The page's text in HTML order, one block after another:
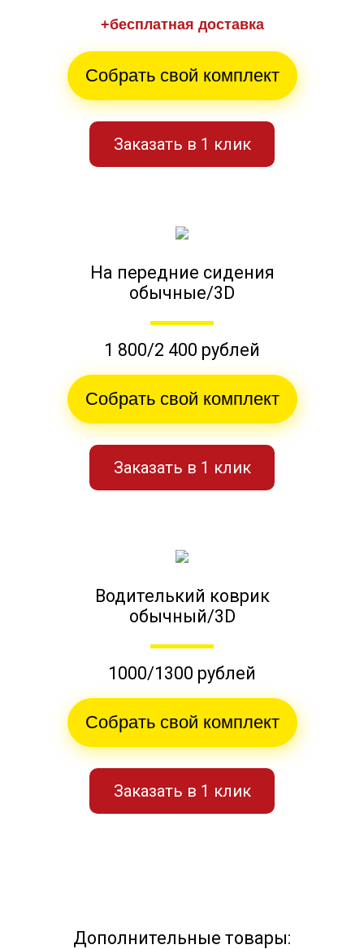
+бесплатная доставка
Собрать свой комплект
Заказать в 1 клик
На передние сидения
обычные/3D
1 800/2 400 рублей
Собрать свой комплект
Заказать в 1 клик
Водителький коврик
обычный/3D
1000/1300 рублей
Собрать свой комплект
Заказать в 1 клик
Дополнительные товары: